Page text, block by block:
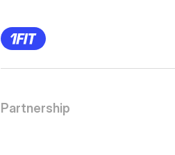
Partnership